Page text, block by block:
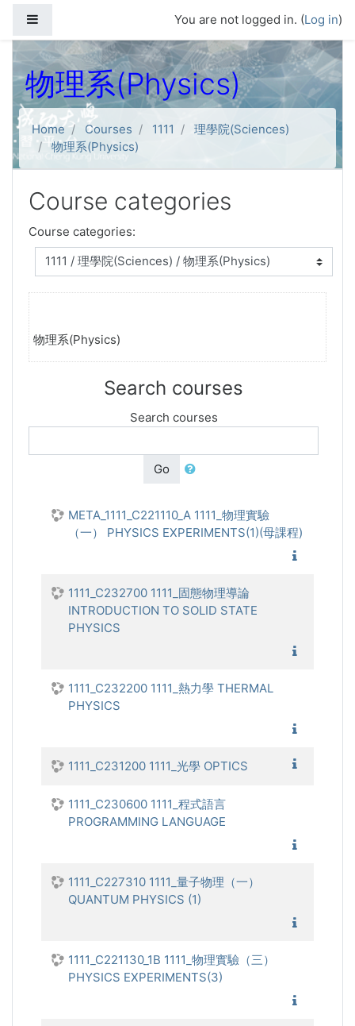
You are not logged in. (Log in)
物理系(Physics)
Home Courses 1111
理學院(Sciences)
物理系(Physics)
Course categories
Course categories:
物理系(Physics)
Search courses
Search courses
Go
META_1111_C221110_A 1111_物理實驗
（一） PHYSICS EXPERIMENTS(1)(母課程)
1111_C232700 1111_固態物理導論
INTRODUCTION TO SOLID STATE
PHYSICS
1111_C232200 1111_熱力學 THERMAL
PHYSICS
1111_C231200 1111_光學 OPTICS
1111_C230600 1111_程式語言
PROGRAMMING LANGUAGE
1111_C227310 1111_量子物理（一）
QUANTUM PHYSICS (1)
1111_C221130_1B 1111_物理實驗（三）
PHYSICS EXPERIMENTS(3)